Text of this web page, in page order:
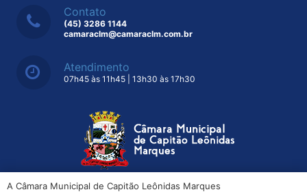
Contato
(45) 3286 1144
camaraclm@camaraclm.com.br
Atendimento
07h45 às 11h45 | 13h30 às 17h30
A Câmara Municipal de Capitão Leônidas Marques